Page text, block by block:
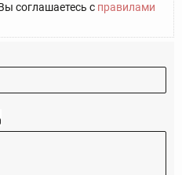
соглашаетесь с правилами